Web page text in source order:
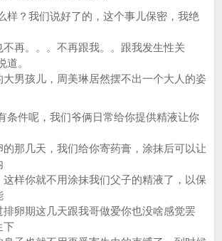
样？我们说好了的，这个事儿保密，我绝
再。。。不再跟我。。跟我发生性关
道。
男孩儿，周美琳居然摆不出一个大人的姿
条件呢，我们爷俩日常给你提供精液让你
那几天，我们给你寄药膏，涂抹后可以让
这样你就不用涂抹我们父子的精液了，以保
排卵期这几天跟我哥做爱你也没啥感觉罢
下